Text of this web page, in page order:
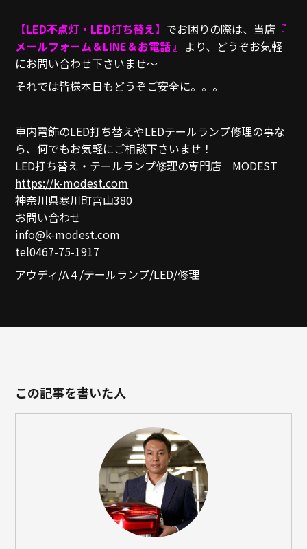
【LED不点灯・LED打ち替え】 でお困りの際は、当店 『
メールフォーム＆LINE＆お電話 』 より、どうぞお気軽
にお問い合わせ下さいませ～
それでは皆様本日もどうぞご安全に。。。
車内電飾のLED打ち替えやLEDテールランプ修理の事な
ら、何でもお気軽にご相談下さいませ！
LED打ち替え・テールランプ修理の専門店 MODEST
https://k-modest.com
神奈川県寒川町宮山380
お問い合わせ
info@k-modest.com
tel0467-75-1917
アウディ/A４/テールランプ/LED/修理
この記事を書いた人